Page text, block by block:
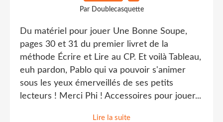
Par Doublecasquette
Du matériel pour jouer Une Bonne Soupe,
pages 30 et 31 du premier livret de la
méthode Écrire et Lire au CP. Et voilà Tableau,
euh pardon, Pablo qui va pouvoir s'animer
sous les yeux émerveillés de ses petits
lecteurs ! Merci Phi ! Accessoires pour jouer...
Lire la suite